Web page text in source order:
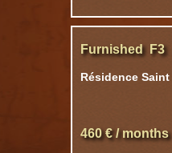
Furnished F3
Résidence Saint
460 € / months